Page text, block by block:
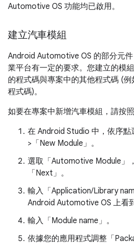
Automotive OS 功能均已啟用。
建立汽車模組
Android Automotive OS 的部分元
業平台有一定的要求。您建立的模
的程式碼與專案中的其他程式碼 (
程式碼)。
如要在專案中新增汽車模組，請按
在 Android Studio 中，依序點
>「New Module」 。
選取「Automotive Module」
「Next」 。
輸入「Application/Library
Android Automotive OS 上看
輸入「Module name」 。
依據您的應用程式調整「